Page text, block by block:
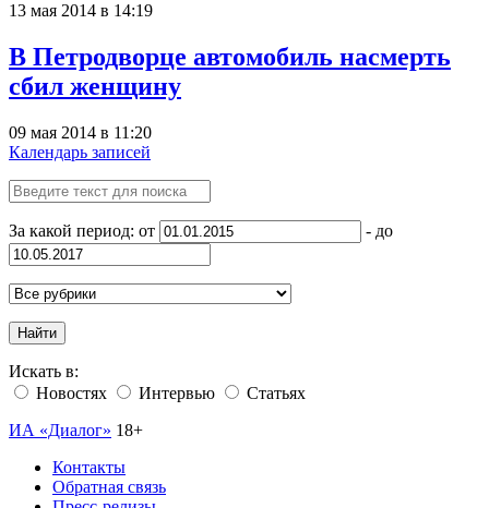
13 мая 2014 в 14:19
В Петродворце автомобиль насмерть
сбил женщину
09 мая 2014 в 11:20
Календарь записей
За какой период: от - до
Найти
Искать в:
Новостях
Интервью
Статьях
ИА «Диалог» 18+
Контакты
Обратная связь